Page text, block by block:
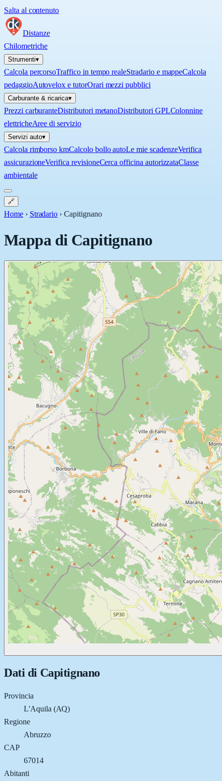
Salta al contenuto
Distanze
Chilometriche
Strumenti▾
Calcola percorsoTraffico in tempo realeStradario e mappeCalcola
pedaggioAutovelox e tutorOrari mezzi pubblici
Carburante & ricarica▾
Prezzi carburanteDistributori metanoDistributori GPLColonnine
elettricheAree di servizio
Servizi auto▾
Calcola rimborso kmCalcolo bollo autoLe mie scadenzeVerifica
assicurazioneVerifica revisioneCerca officina autorizzataClasse
ambientale
🔗
Home › Stradario ›Capitignano
Mappa di Capitignano
Dati di Capitignano
Provincia
L'Aquila (AQ)
Regione
Abruzzo
CAP
67014
Abitanti